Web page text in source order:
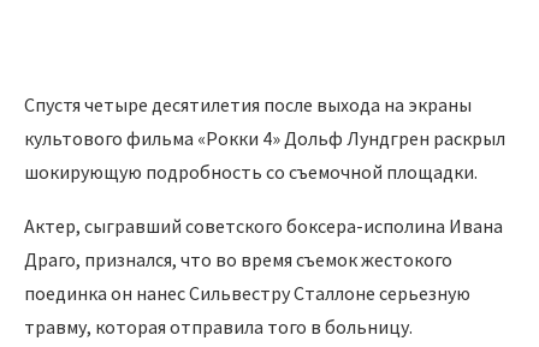
Спустя четыре десятилетия после выхода на экраны
культового фильма «Рокки 4» Дольф Лундгрен раскрыл
шокирующую подробность со съемочной площадки.
Актер, сыгравший советского боксера-исполина Ивана
Драго, признался, что во время съемок жестокого
поединка он нанес Сильвестру Сталлоне серьезную
травму, которая отправила того в больницу.